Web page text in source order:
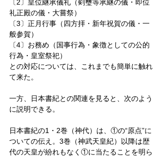
〔2〕皇位継承儀礼（剣璽等承継の儀・即位
礼正殿の儀・大嘗祭）
〔3〕正月行事（四方拝・新年祝賀の儀・一
般参賀）
〔4〕お務め（国事行為・象徴としての公的
行為・皇室祭祀）
との対応については、これまでも簡単に触れ
て来た。
一方、日本書紀との関連を見ると、次のよう
に説明できる。
日本書紀の1・2巻（神代）は、①の“原点”に
ついての伝え。3巻（神武天皇紀）以降は歴
代の天皇が紛れもなく①に当たることを明ら